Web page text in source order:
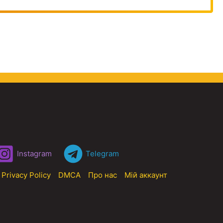
Instagram Telegram
Privacy Policy DMCA Про нас Мій аккаунт